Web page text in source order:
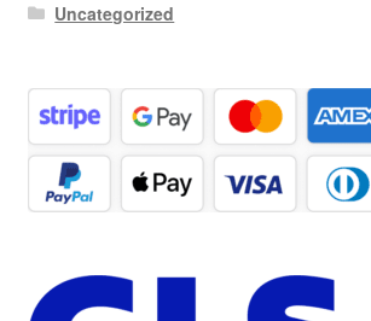
Uncategorized